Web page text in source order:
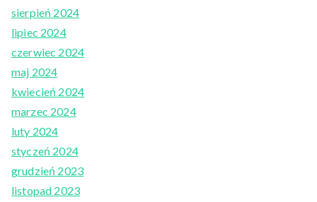
sierpień 2024
lipiec 2024
czerwiec 2024
maj 2024
kwiecień 2024
marzec 2024
luty 2024
styczeń 2024
grudzień 2023
listopad 2023